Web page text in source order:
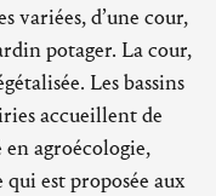
variées, d’une cour,
potager. La cour,
Les bassins
accueillent de
en agroécologie,
est proposée aux